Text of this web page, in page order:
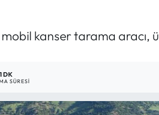
mobil kanser tarama
1 DK
SÜRESI